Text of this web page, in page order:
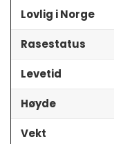
Lovlig i Norge
Rasestatus
Levetid
Høyde
Vekt